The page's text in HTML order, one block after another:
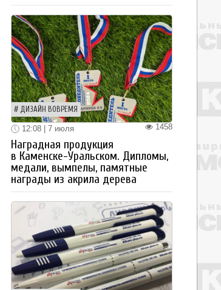
ДИЗАЙН ВОВРЕМЯ
1458
12:08 | 7 июля
Наградная продукция
в Каменске-Уральском. Дипломы,
медали, вымпелы, памятные
награды из акрила дерева